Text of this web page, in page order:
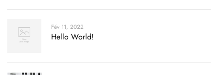
Fév 11, 2022
Hello World!